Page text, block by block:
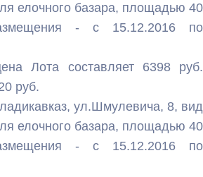
елочного базара, площадью 40
- с 15.12.2016 по
Лота составляет 6398 руб.
руб.
ул.Шмулевича, 8, вид
елочного базара, площадью 40
- с 15.12.2016 по